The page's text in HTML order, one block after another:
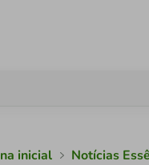
inicial Notícias